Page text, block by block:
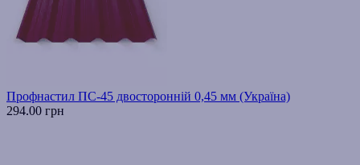
Профнастил ПС-45 двосторонній 0,45 мм (Україна)
294.00 грн